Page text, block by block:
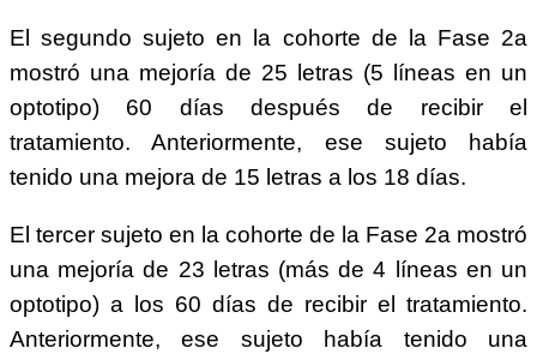
El segundo sujeto en la cohorte de la Fase 2a
mostró una mejoría de 25 letras (5 líneas en un
optotipo) 60 días después de recibir el
tratamiento. Anteriormente, ese sujeto había
tenido una mejora de 15 letras a los 18 días.
El tercer sujeto en la cohorte de la Fase 2a mostró
una mejoría de 23 letras (más de 4 líneas en un
optotipo) a los 60 días de recibir el tratamiento.
Anteriormente, ese sujeto había tenido una